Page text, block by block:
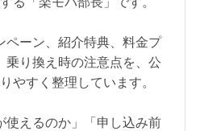
ペーン、紹介特典、料金プ
乗り換え時の注意点を、公
やすく整理しています。
使えるのか」「申し込み前